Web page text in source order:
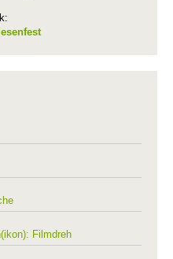
Filmdreh